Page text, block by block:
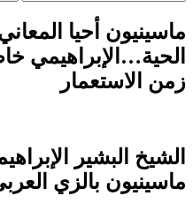
ماسينيون أحيا
الحية…الإبراهيمي
زمن الاستعمار
الشيخ البشير
ماسينيون بالزي